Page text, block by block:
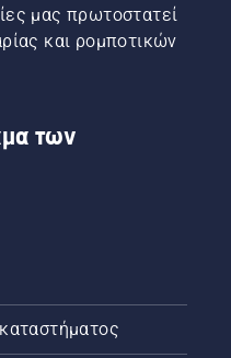
μας πρωτοστατεί
και ρομποτικών
των